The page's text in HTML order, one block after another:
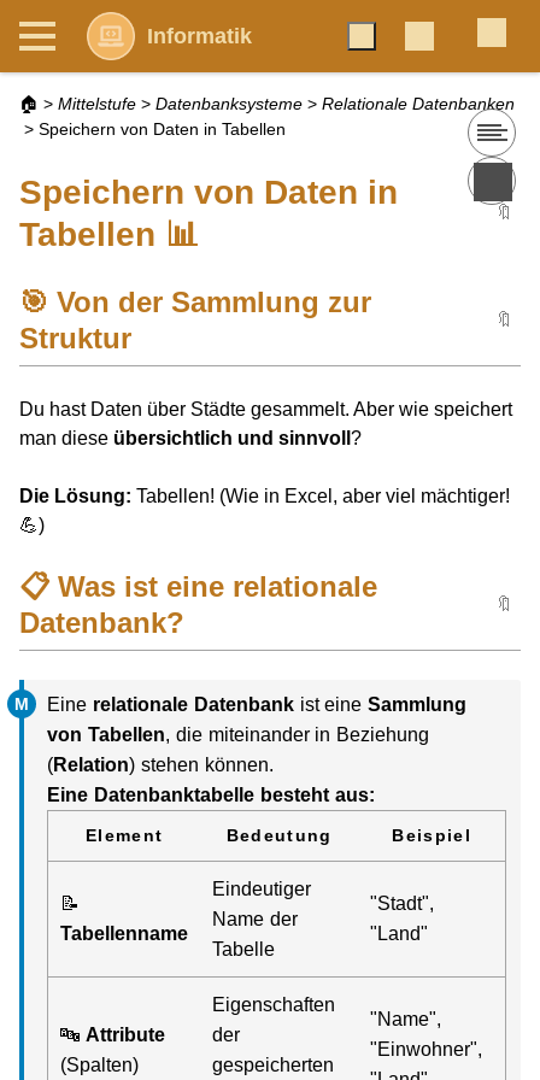
Informatik
🏠 > Mittelstufe > Datenbanksysteme > Relationale Datenbanken
> Speichern von Daten in Tabellen
Speichern von Daten in
Tabellen 📊
🔖
🎯 Von der Sammlung zur
Struktur
🔖
Du hast Daten über Städte gesammelt. Aber wie speichert
man diese übersichtlich und sinnvoll ?
Die Lösung: Tabellen! (Wie in Excel, aber viel mächtiger!
💪)
📋 Was ist eine relationale
Datenbank?
🔖
Eine relationale Datenbankist eineSammlung
von Tabellen, die miteinander in Beziehung
(Relation) stehen können.
Eine Datenbanktabelle besteht aus:
Element Bedeutung Beispiel
📝
Tabellenname
Eindeutiger
Name der
Tabelle
"Stadt",
"Land"
🔤 Attribute
(Spalten)
Eigenschaften
der
gespeicherten
"Name",
"Einwohner",